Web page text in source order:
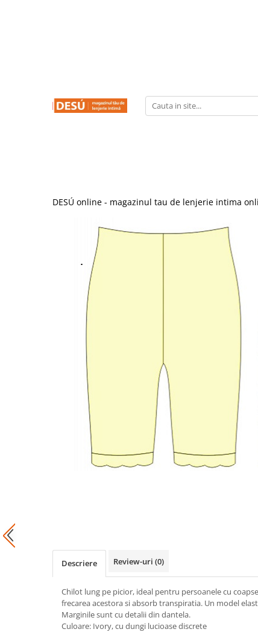
DESÚ online - magazinul tau de lenjerie intima
Descriere Review-uri (0)
Chilot lung pe picior, ideal pentru persoanele cu
frecarea acestora si absorb transpiratia. Un model
Marginile sunt cu detalii din dantela.
Culoare: Ivory, cu dungi lucioase discrete